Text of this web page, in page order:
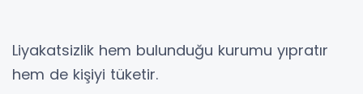
Liyakatsizlik hem bulunduğu kurumu yıpratır
hem de kişiyi tüketir.